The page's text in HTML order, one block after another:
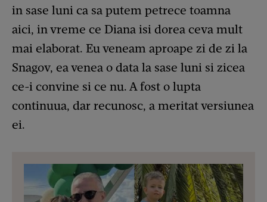
in sase luni ca sa putem petrece toamna
aici, in vreme ce Diana isi dorea ceva mult
mai elaborat. Eu veneam aproape zi de zi la
Snagov, ea venea o data la sase luni si zicea
ce-i convine si ce nu. A fost o lupta
continuua, dar recunosc, a meritat versiunea
ei.